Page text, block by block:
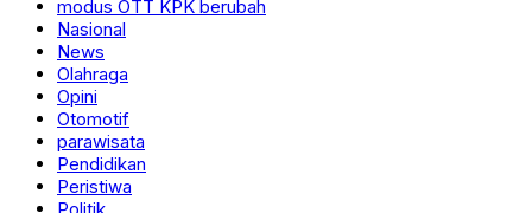
modus OTT KPK berubah
Nasional
News
Olahraga
Opini
Otomotif
parawisata
Pendidikan
Peristiwa